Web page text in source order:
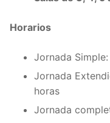
Horarios​
Jornada
Jornada
horas
Jornada